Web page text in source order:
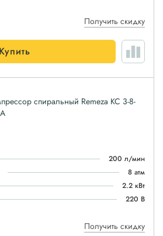
Получить скидку
Купить
спиральный Remeza КС 3-8-
200 л/мин
8 атм
2.2 кВт
220 В
Получить скидку